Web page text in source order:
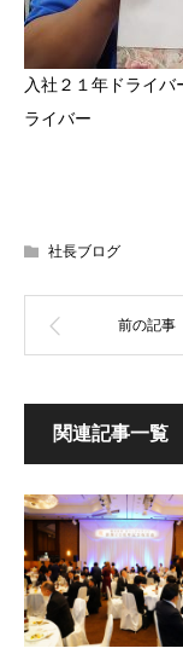
入社２１年ドラ
ライバー
社長ブログ
関連記事一覧